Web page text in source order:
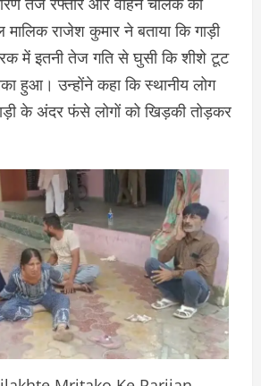
मालिक राजेश कुमार ने बताया कि गाड़ी
में इतनी तेज गति से घुसी कि शीशे टूट
हुआ। उन्होंने कहा कि स्थानीय लोग
के अंदर फंसे लोगों को खिड़की तोड़कर